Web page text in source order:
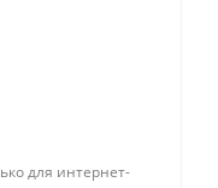
для интернет-